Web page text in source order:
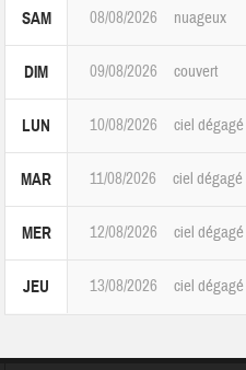
SAM 08/08/2026 nuageux
DIM 09/08/2026 couvert
LUN 10/08/2026 ciel dégagé
MAR 11/08/2026 ciel dégagé
MER 12/08/2026 ciel dégagé
JEU 13/08/2026 ciel dégagé